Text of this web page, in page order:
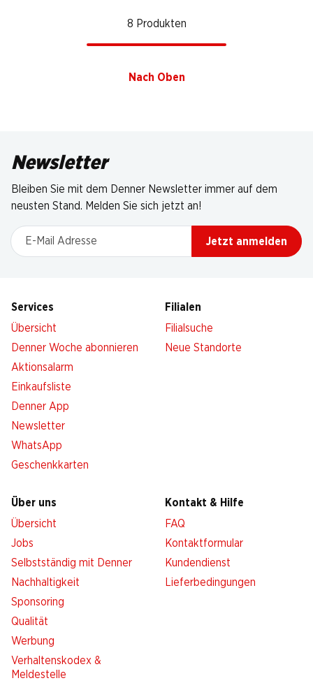
8 Produkten
Nach Oben
Newsletter
Bleiben Sie mit dem Denner Newsletter immer auf dem
neusten Stand. Melden Sie sich jetzt an!
E-Mail Adresse
Jetzt anmelden
Services
Übersicht
Denner Woche abonnieren
Aktionsalarm
Einkaufsliste
Denner App
Newsletter
WhatsApp
Geschenkkarten
Filialen
Filialsuche
Neue Standorte
Über uns
Übersicht
Jobs
Selbstständig mit Denner
Nachhaltigkeit
Sponsoring
Qualität
Werbung
Verhaltenskodex &
Meldestelle
Kontakt & Hilfe
FAQ
Kontaktformular
Kundendienst
Lieferbedingungen